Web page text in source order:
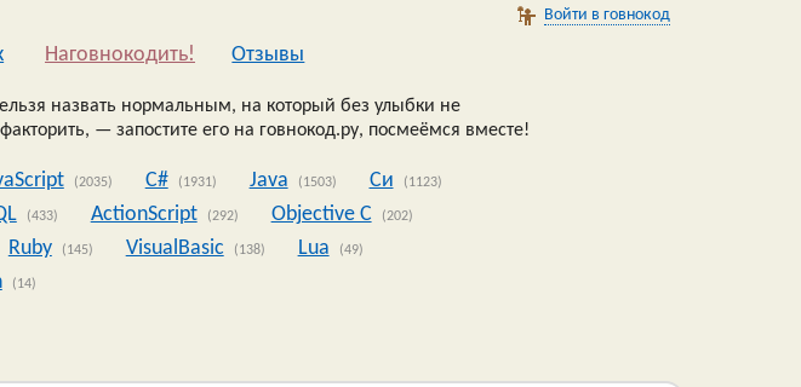
Войти в говнокод
Наговнокодить! Oтзывы
назвать нормальным, на который без улыбки не
— запостите его на говнокод.ру, посмеёмся вместе!
(2035) C# (1931) Java (1503) Си (1123)
(433) ActionScript (292) Objective C (202)
Ruby (145) VisualBasic (138) Lua (49)
(14)